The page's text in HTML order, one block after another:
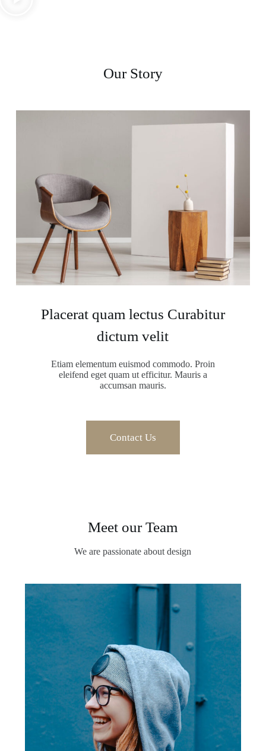
Our Story
Placerat quam lectus Curabitur
dictum velit
Etiam elementum euismod commodo. Proin
eleifend eget quam ut efficitur. Mauris a
accumsan mauris.
Contact Us
Meet our Team
We are passionate about design